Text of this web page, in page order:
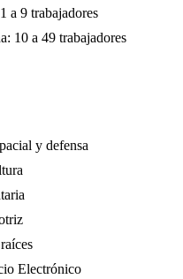
a 9 trabajadores
10 a 49 trabajadores
y defensa
Electrónico